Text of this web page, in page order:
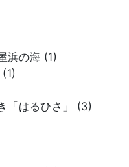
浜の海 (1)
「はるひさ」 (3)